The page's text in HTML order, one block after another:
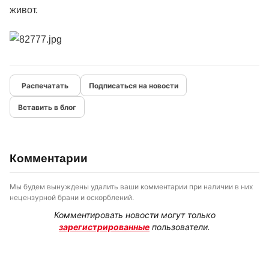
живот.
Подписаться на новости
Вставить в блог
Комментарии
Мы будем вынуждены удалить ваши комментарии при наличии в них
нецензурной брани и оскорблений.
Комментировать новости могут только
зарегистрированные пользователи.